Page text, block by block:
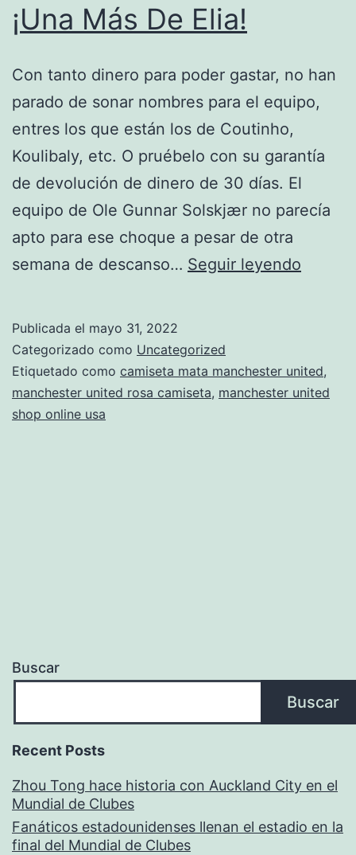
¡Una Más De Elia!
Con tanto dinero para poder gastar, no han
parado de sonar nombres para el equipo,
entres los que están los de Coutinho,
Koulibaly, etc. O pruébelo con su garantía
de devolución de dinero de 30 días. El
equipo de Ole Gunnar Solskjær no parecía
apto para ese choque a pesar de otra
semana de descanso… Seguir leyendo
Publicada el mayo 31, 2022
Categorizado como Uncategorized
Etiquetado como camiseta mata manchester united,
manchester united rosa camiseta, manchester united
shop online usa
Buscar
Buscar
Recent Posts
Zhou Tong hace historia con Auckland City en el
Mundial de Clubes
Fanáticos estadounidenses llenan el estadio en la
final del Mundial de Clubes